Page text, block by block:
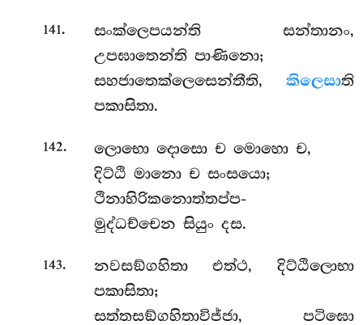
141. සංක්ලෙපයන්ති සන්තානං,
උපඝාතෙන්ති පාණිනො;
සහජාතෙක්ලෙසෙන්තීති, කිලෙසාති
පකාසිතා.
142.
ලොභො දොසො ච මොහො ච,
දිට්ඨි මානො ච සංසයො;
ථිනාහිරිකනොත්තප්ප-
මුද්ධච්චෙන සියුං දස.
143.
නවසඞ්ගහිතා එත්ථ, දිට්ඨිලොභා
පකාසිතා;
සත්තසඞ්ගහිතාවිජ්ජා, පටිඝො